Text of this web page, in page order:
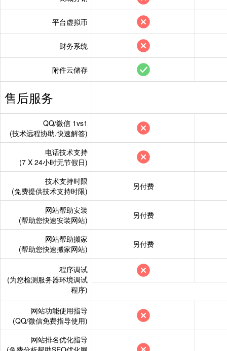
祝老板发财
祝老板发财
祝老板发财“www.****.”
祝老板发财
祝老板发财“www.****.org”
祝老板发财
祝老板发财
祝老板发财
祝老板发财
祝老板发财
祝老板发财
祝老板发财
祝老板发财“www.fe****.cn”
祝老板发财
祝老板发财“www.f****.cn”
祝老板发财
祝老板发财
祝老板发财“www.l****.com”
祝老板发财
祝老板发财
祝老板发财
祝老板发财
祝老板发财“www.n****.cn”
祝老板发财
祝老板发财
祝老板发财“www.****.”
祝老板发财
祝老板发财“www.****.org”
祝老板发财
祝老板发财
祝老板发财
祝老板发财
祝老板发财
祝老板发财
祝老板发财
祝老板发财
祝老板发财“www.fe****.cn”
祝老板发财
平台虚拟币
财务系统
附件云储存
售后服务
QQ/微信 1vs1
(技术远程协助,快速解答)
电话技术支持
(7 X 24小时无节假日)
技术支持时限
(免费提供技术支持时限)
另付费
网站帮助安装
(帮助您快速安装网站)
另付费
网站帮助搬家
(帮助您快速搬家网站)
另付费
程序调试
(为您检测服务器环境调试
程序)
网站功能使用指导
(QQ/微信免费指导使用)
网站排名优化指导